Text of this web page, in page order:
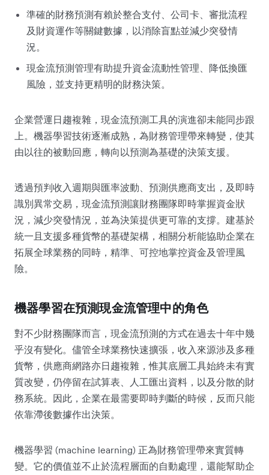
準確的財務預測有賴於整合支付、公司卡、審批流程
及財資運作等關鍵數據，以消除盲點並減少突發情
況。
現金流預測管理有助提升資金流動性管理、降低換匯
風險，並支持更精明的財務決策。
企業營運日趨複雜，現金流預測工具的演進卻未能同步跟
上。機器學習技術逐漸成熟，為財務管理帶來轉變，使其
由以往的被動回應，轉向以預測為基礎的決策支援。
透過預判收入週期與匯率波動、預測供應商支出，及即時
識別異常交易，現金流預測讓財務團隊即時掌握資金狀
況，減少突發情況，並為決策提供更可靠的支撐。建基於
統一且支援多種貨幣的基礎架構，相關分析能協助企業在
拓展全球業務的同時，精準、可控地掌控資金及管理風
險。
機器學習在預測現金流管理中的角色
對不少財務團隊而言，現金流預測的方式在過去十年中幾
乎沒有變化。儘管全球業務快速擴張，收入來源涉及多種
貨幣，供應商網路亦日趨複雜，惟其底層工具始終未有實
質改變，仍停留在試算表、人工匯出資料，以及分散的財
務系統。因此，企業在最需要即時判斷的時候，反而只能
依靠滯後數據作出決策。
機器學習 (machine learning) 正為財務管理帶來實質轉
變。它的價值並不止於流程層面的自動處理，還能幫助企